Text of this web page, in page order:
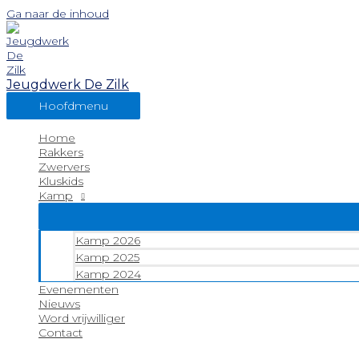
Ga naar de inhoud
Jeugdwerk De Zilk
Hoofdmenu
Home
Rakkers
Zwervers
Kluskids
Kamp
Kamp 2026
Kamp 2025
Kamp 2024
Evenementen
Nieuws
Word vrijwilliger
Contact